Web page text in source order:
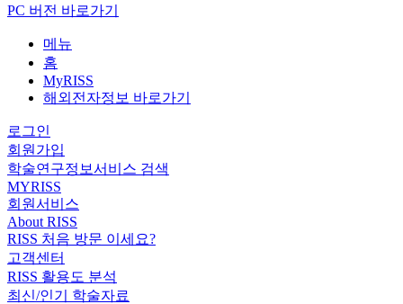
PC 버전 바로가기
메뉴
홈
MyRISS
해외전자정보 바로가기
로그인
회원가입
학술연구정보서비스 검색
MYRISS
회원서비스
About RISS
RISS 처음 방문 이세요?
고객센터
RISS 활용도 분석
최신/인기 학술자료